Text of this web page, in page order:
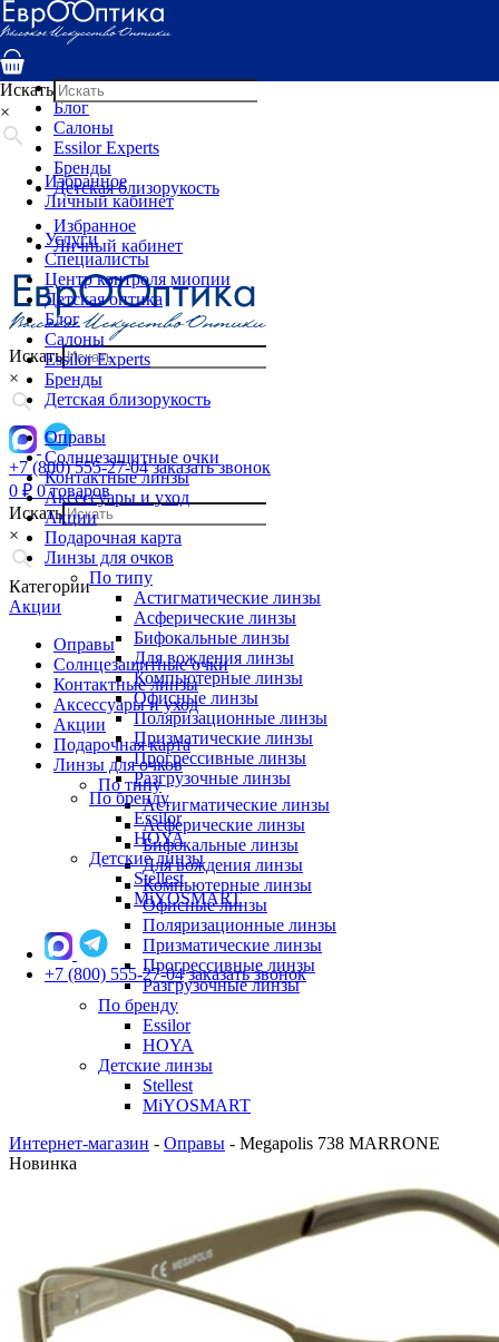
Услуги
Специалисты
Детская оптика
Блог
Салоны
Essilor Experts
Бренды
Детская близорукость
Избранное
Личный кабинет
Искать
×
+7 (800) 555-27-04 заказать звонок
0 ₽ 0 товаров
Искать
×
Категории
Акции
Оправы
Солнцезащитные очки
Контактные линзы
Аксессуары и уход
Акции
Подарочная карта
Линзы для очков
По типу
Астигматические линзы
Асферические линзы
Бифокальные линзы
Для вождения линзы
Компьютерные линзы
Офисные линзы
Поляризационные линзы
Призматические линзы
Прогрессивные линзы
Разгрузочные линзы
По бренду
Essilor
HOYA
Детские линзы
Stellest
MiYOSMART
Искать
×
Избранное
Личный кабинет
Услуги
Специалисты
Центр контроля миопии
Детская оптика
Блог
Салоны
Essilor Experts
Бренды
Детская близорукость
Оправы
Солнцезащитные очки
Контактные линзы
Аксессуары и уход
Акции
Подарочная карта
Линзы для очков
По типу
Астигматические линзы
Асферические линзы
Бифокальные линзы
Для вождения линзы
Компьютерные линзы
Офисные линзы
Поляризационные линзы
Призматические линзы
Прогрессивные линзы
Разгрузочные линзы
По бренду
Essilor
HOYA
Детские линзы
Stellest
MiYOSMART
+7 (800) 555-27-04 заказать звонок
Интернет-магазин - Оправы - Megapolis 738 MARRONE
Новинка